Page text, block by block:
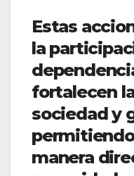
Estas
la
fortalecen
sociedad y
manera